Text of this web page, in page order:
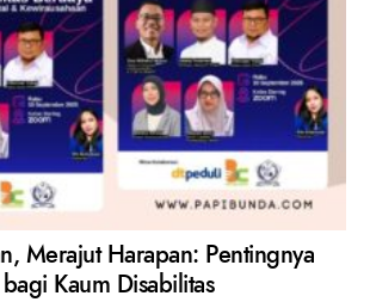
Merajut Harapan: Pentingnya
Kaum Disabilitas